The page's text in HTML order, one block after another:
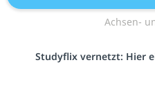
Achsen-
Studyflix vernetzt: Hier